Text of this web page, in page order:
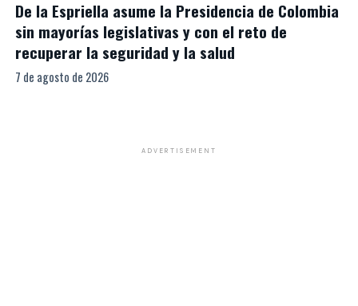
De la Espriella asume la Presidencia de Colombia
sin mayorías legislativas y con el reto de
recuperar la seguridad y la salud
7 de agosto de 2026
ADVERTISEMENT